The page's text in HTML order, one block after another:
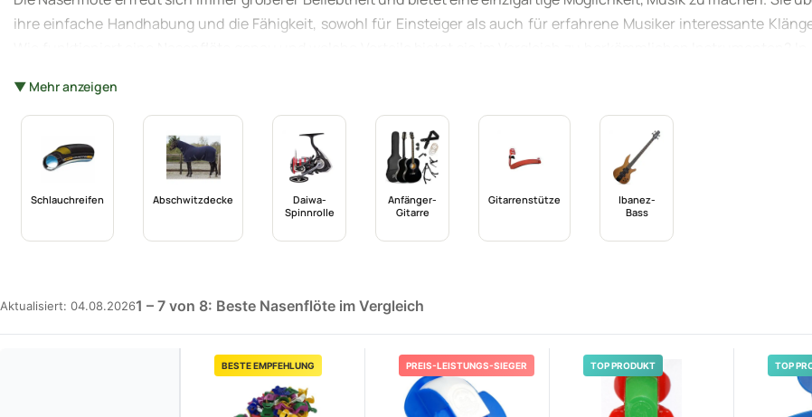
ihre einfache Handhabung und die Fähigkeit, sowohl für Einsteiger als auch für erfahrene Musiker interessante
können. Zudem erfahren Sie, wie Sie mit der Nasenflöte Ihre musikalischen Fähigkeiten erweitern können.
▼ Mehr anzeigen
Schlauchreifen Abschwitzdecke
Daiwa-
Spinnrolle
Anfänger-
Gitarre
Gitarrenstütze
Ibanez-
Bass
Aktualisiert: 04.08.20261 – 7 von 8: Beste Nasenflöte im Vergleich
BESTE EMPFEHLUNG PREIS-LEISTUNGS-SIEGER TOP PRODUKT TOP